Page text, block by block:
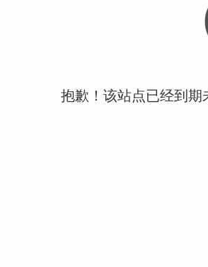
抱歉！该站点已经到